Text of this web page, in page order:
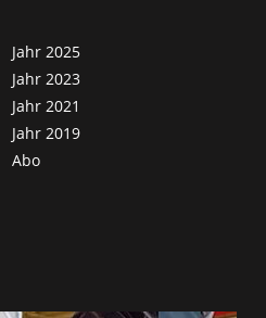
Jahr 2025
Jahr 2023
Jahr 2021
Jahr 2019
Abo